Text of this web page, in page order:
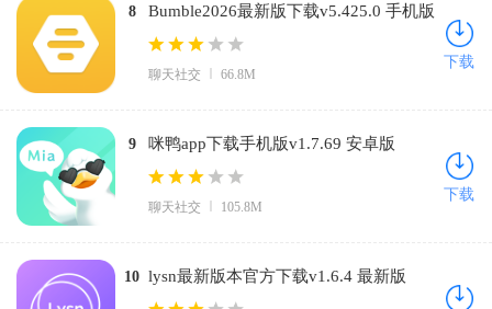
8 Bumble2026最新版下载v5.425.0 手机版
聊天社交 66.8M
下载
9 咪鸭app下载手机版v1.7.69 安卓版
聊天社交 105.8M
下载
10 lysn最新版本官方下载v1.6.4 最新版